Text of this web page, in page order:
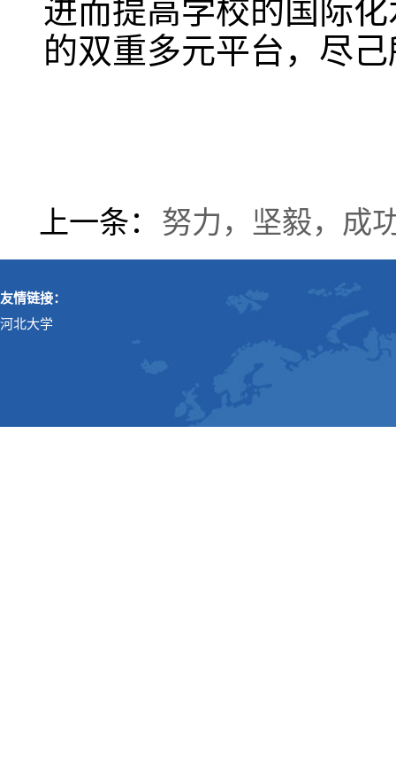
进而提高学校的国际
的双重多元平台，尽
上一条： 努力，坚毅，成
友情链接：
河北大学